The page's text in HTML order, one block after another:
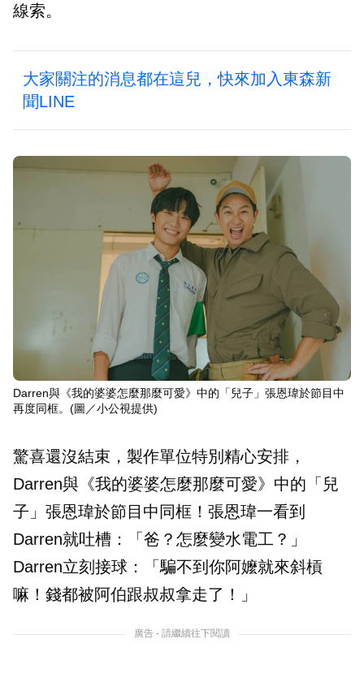
線索。
大家關注的消息都在這兒，快來加入東森新
聞LINE
Darren與《我的婆婆怎麼那麼可愛》中的「兒子」張恩瑋於節目中
再度同框。 (圖／小公視提供)
驚喜還沒結束，製作單位特別精心安排，
Darren與《我的婆婆怎麼那麼可愛》中的「兒
子」張恩瑋於節目中同框！張恩瑋一看到
Darren就吐槽：「爸？怎麼變水電工？」
Darren立刻接球：「騙不到你阿嬤就來斜槓
嘛！錢都被阿伯跟叔叔拿走了！」
廣告 - 請繼續往下閱讀